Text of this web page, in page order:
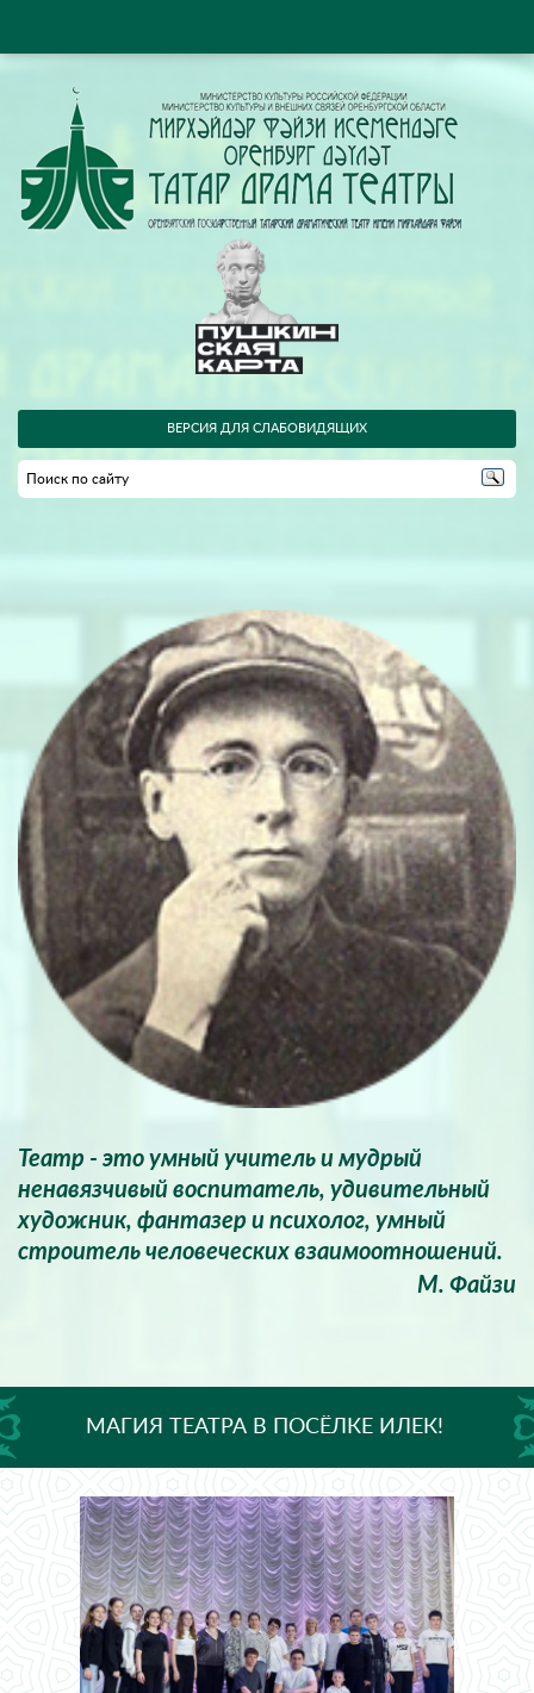
ВЕРСИЯ ДЛЯ СЛАБОВИДЯЩИХ
Театр - это умный учитель и мудрый
ненавязчивый воспитатель, удивительный
художник, фантазер и психолог, умный
строитель человеческих взаимоотношений.
М. Файзи
МАГИЯ ТЕАТРА В ПОСЁЛКЕ ИЛЕК!